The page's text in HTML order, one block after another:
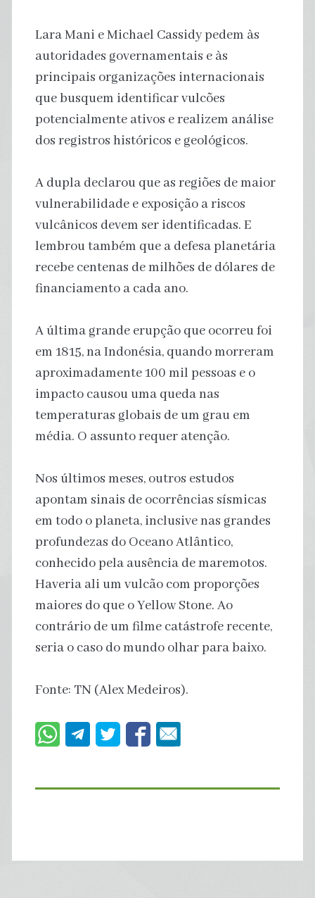
Lara Mani e Michael Cassidy pedem às
autoridades governamentais e às
principais organizações internacionais
que busquem identificar vulcões
potencialmente ativos e realizem análise
dos registros históricos e geológicos.
A dupla declarou que as regiões de maior
vulnerabilidade e exposição a riscos
vulcânicos devem ser identificadas. E
lembrou também que a defesa planetária
recebe centenas de milhões de dólares de
financiamento a cada ano.
A última grande erupção que ocorreu foi
em 1815, na Indonésia, quando morreram
aproximadamente 100 mil pessoas e o
impacto causou uma queda nas
temperaturas globais de um grau em
média. O assunto requer atenção.
Nos últimos meses, outros estudos
apontam sinais de ocorrências sísmicas
em todo o planeta, inclusive nas grandes
profundezas do Oceano Atlântico,
conhecido pela ausência de maremotos.
Haveria ali um vulcão com proporções
maiores do que o Yellow Stone. Ao
contrário de um filme catástrofe recente,
seria o caso do mundo olhar para baixo.
Fonte: TN (Alex Medeiros).